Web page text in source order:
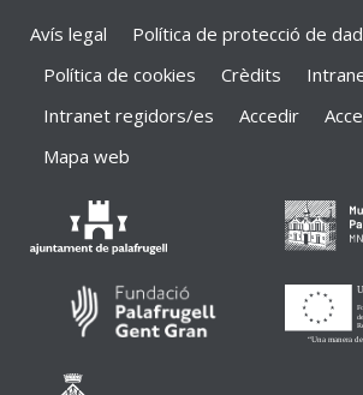
Avís legal
Política de protecció de
Política de cookies
Crèdits
Intranet regidors/es
Accedir
Mapa web